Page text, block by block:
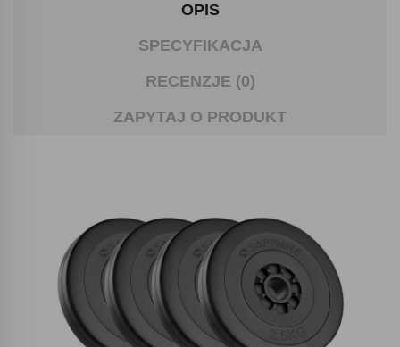
OPIS
SPECYFIKACJA
RECENZJE (0)
ZAPYTAJ O PRODUKT